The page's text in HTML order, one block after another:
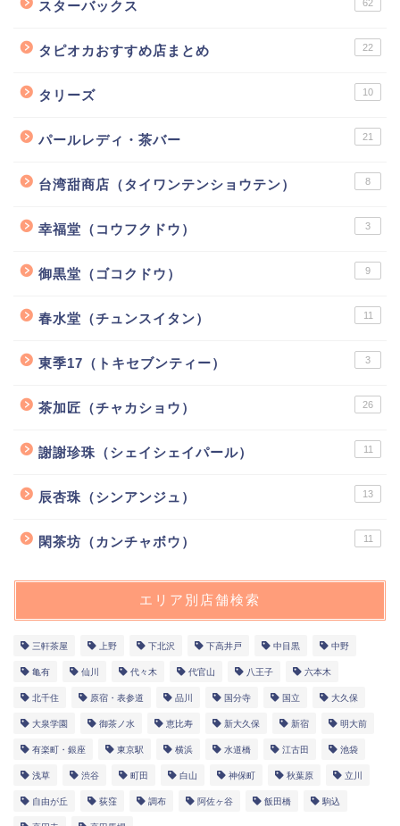
スターバックス 62
タピオカおすすめ店まとめ 22
タリーズ 10
パールレディ・茶バー 21
台湾甜商店（タイワンテンショウテン） 8
幸福堂（コウフクドウ） 3
御黒堂（ゴコクドウ） 9
春水堂（チュンスイタン） 11
東季17（トキセブンティー） 3
茶加匠（チャカショウ） 26
謝謝珍珠（シェイシェイパール） 11
辰杏珠（シンアンジュ） 13
閑茶坊（カンチャボウ） 11
エリア別店舗検索
三軒茶屋 上野 下北沢 下高井戸 中目黒 中野
亀有 仙川 代々木 代官山 八王子 六本木
北千住 原宿・表参道 品川 国分寺 国立 大久保
大泉学園 御茶ノ水 恵比寿 新大久保 新宿 明大前
有楽町・銀座 東京駅 横浜 水道橋 江古田 池袋
浅草 渋谷 町田 白山 神保町 秋葉原 立川
自由が丘 荻窪 調布 阿佐ヶ谷 飯田橋 駒込